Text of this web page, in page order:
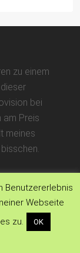
zu einem
bei
am Preis
meines
Benutzererlebnis
Webseite
zu.
OK